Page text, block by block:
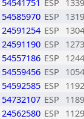
54541751 ESP 1339
54585970 ESP 1319
24591254 ESP 1304
24591190 ESP 1273
54557186 ESP 1244
54559456 ESP 1054
54592585 ESP 1192
54732107 ESP 1189
24562580 ESP 1129